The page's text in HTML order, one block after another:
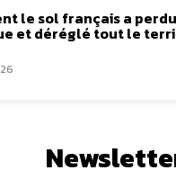
le sol français a
et déréglé tout le